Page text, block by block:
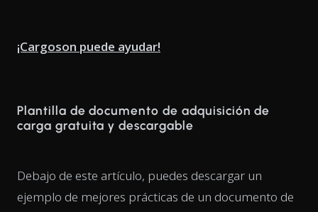
¡Cargoson puede ayudar!
Plantilla de documento de adquisición de
carga gratuita y descargable
Debajo de este artículo, puedes descargar un
ejemplo de mejores prácticas de un documento de